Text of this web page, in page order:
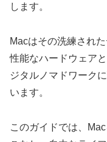
します。
Macはその洗練され
性能なハードウェア
ジタルノマドワーク
います。
このガイドでは、